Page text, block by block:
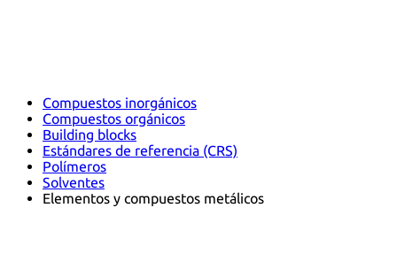
Compuestos inorgánicos
Compuestos orgánicos
Building blocks
Estándares de referencia (CRS)
Polímeros
Solventes
Elementos y compuestos metálicos